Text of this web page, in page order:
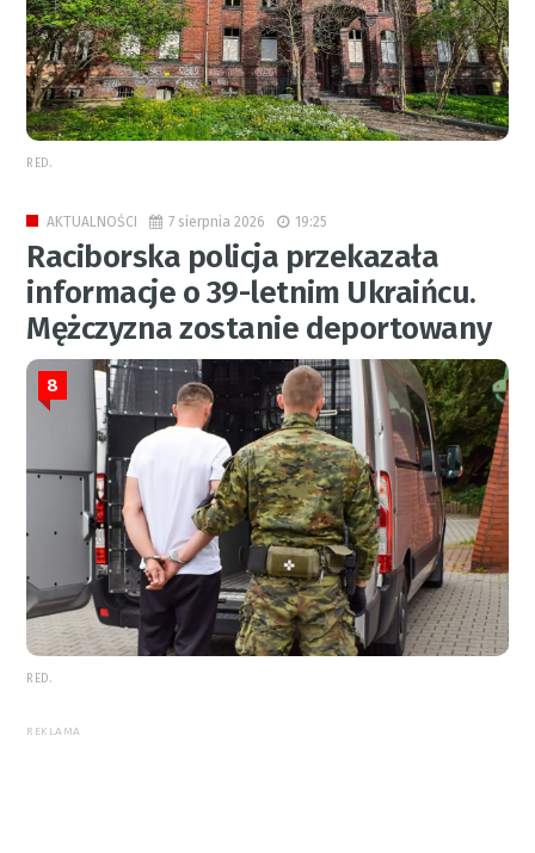
RED.
AKTUALNOŚCI 7 sierpnia 2026 19:25
Raciborska policja przekazała
informacje o 39-letnim Ukraińcu.
Mężczyzna zostanie deportowany
8
RED.
REKLAMA